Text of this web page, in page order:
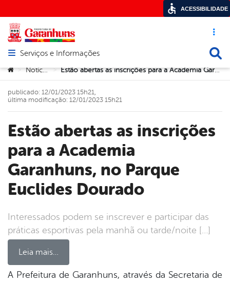
Acesso
Abrir menu principal de navegação
Serviços e Informações
Você está aqui:
> Notícias > Estão abertas as inscrições para a Academia Garanhuns, no Parque Euclides Dourado
Estão abertas as inscrições
para a Academia
Garanhuns, no Parque
Euclides Dourado
práticas esportivas pela manhã ou tarde/noite […]
Leia mais…
publicado: 12/01/2023 15h21,
última modificação: 12/01/2023 15h21
A Prefeitura de Garanhuns, através da Secretaria de
ACESSIBILIDADE